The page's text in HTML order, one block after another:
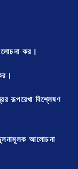
কর।
রূপরেখা বিশ্লেষণ
তুলনামূলক আলোচনা